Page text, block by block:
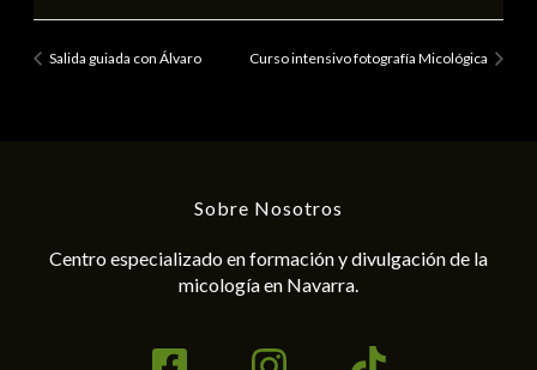
Salida guiada con Álvaro Curso intensivo fotografía Micológica
Sobre Nosotros
Centro especializado en formación y divulgación de la
micología en Navarra.